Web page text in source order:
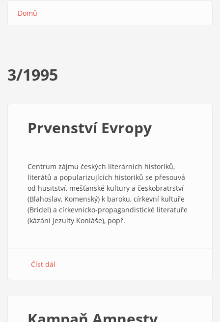
Domů
3/1995
Prvenství Evropy
Centrum zájmu českých literárních historiků,
literátů a popularizujících historiků se přesouvá
od husitství, mešťanské kultury a českobratrství
(Blahoslav, Komenský) k baroku, církevní kultuře
(Bridel) a církevnicko-propagandistické literatuře
(kázání jezuity Koniáše), popř.
Číst dál